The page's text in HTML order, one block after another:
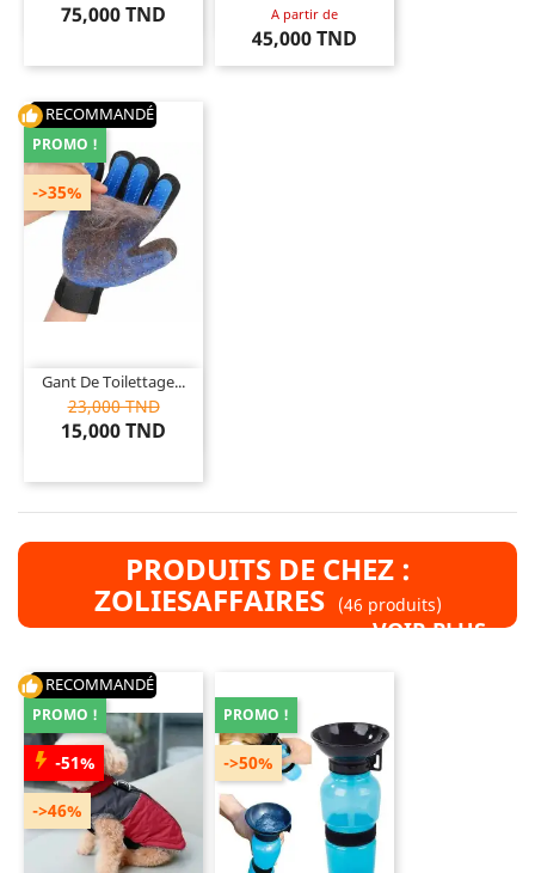
75,000 TND A partir de
45,000 TND
thumb_up RECOMMANDÉ
Gant De Toilettage...
23,000 TND
15,000 TND
->35%
PROMO !
PRODUITS DE CHEZ :
ZOLIESAFFAIRES (46 produits)
VOIR PLUS »
thumb_up RECOMMANDÉ
-51%
->46%
PROMO ! PROMO !
->50%